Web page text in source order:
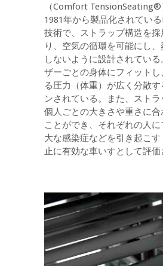
（Comfort
1981年から製品化されてい
技術で、ストラップ構造を採
り、空気の循環を可能にし
しないように設計されてい
ザーごとの身体にフィット
る圧力（体重）が広く分散
ンされている。また、スト
個人ごとの大きさや重さに合
ことができ、それぞれの人
大な感染症などを引き起こ
止に有効な車いすとして評価